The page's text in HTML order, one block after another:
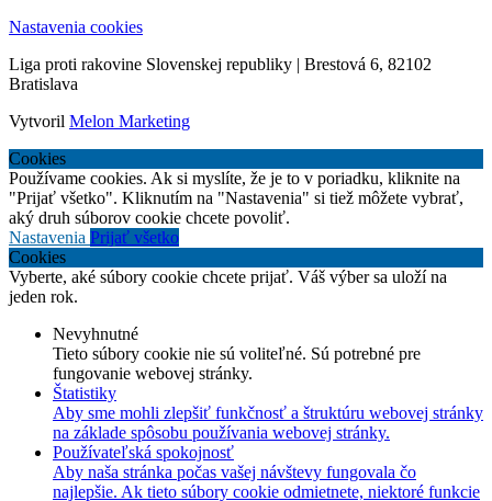
Nastavenia cookies
Liga proti rakovine Slovenskej republiky | Brestová 6, 82102
Bratislava
Vytvoril Melon Marketing
Cookies
Používame cookies. Ak si myslíte, že je to v poriadku, kliknite na
"Prijať všetko". Kliknutím na "Nastavenia" si tiež môžete vybrať,
aký druh súborov cookie chcete povoliť.
Nastavenia Prijať všetko
Cookies
Vyberte, aké súbory cookie chcete prijať. Váš výber sa uloží na
jeden rok.
Nevyhnutné
Tieto súbory cookie nie sú voliteľné. Sú potrebné pre
fungovanie webovej stránky.
Štatistiky
Aby sme mohli zlepšiť funkčnosť a štruktúru webovej stránky
na základe spôsobu používania webovej stránky.
Používateľská spokojnosť
Aby naša stránka počas vašej návštevy fungovala čo
najlepšie. Ak tieto súbory cookie odmietnete, niektoré funkcie